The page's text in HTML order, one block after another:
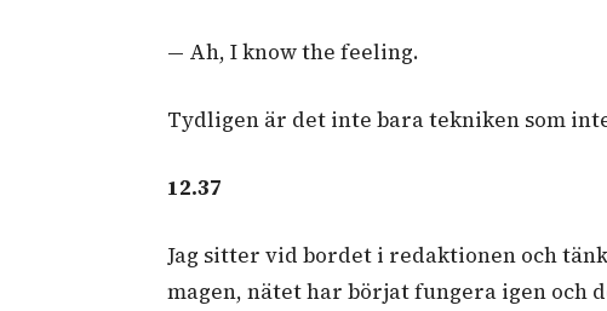
— Ah, I know the feeling.
Tydligen är det inte bara tekniken som
12.37
Jag sitter vid bordet i redaktionen och
magen, nätet har börjat fungera igen och